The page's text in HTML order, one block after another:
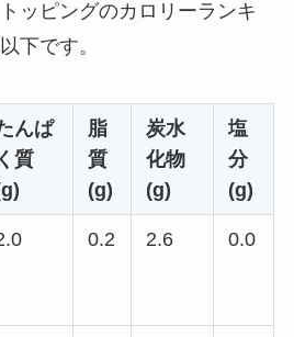
ッピングのカロリーランキ
下です。
んぱ
く質
脂
質
(g)
炭水
化物
(g)
塩
分
(g)
0.2 2.6 0.0